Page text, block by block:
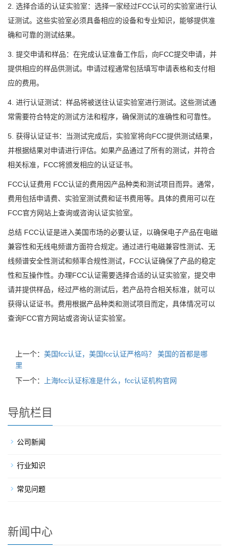
2. 选择合适的认证实验室：选择一家经过FCC认可的实验室进行认
证测试。这些实验室必须具备相应的设备和专业知识，能够提供准
确和可靠的测试结果。
3. 提交申请和样品：在完成认证准备工作后，向FCC提交申请，并
提供相应的样品供测试。申请过程通常包括填写申请表格和支付相
应的费用。
4. 进行认证测试：样品将被送往认证实验室进行测试。这些测试通
常需要符合特定的测试方法和程序，确保测试的准确性和可靠性。
5. 获得认证证书：当测试完成后，实验室将向FCC提供测试结果，
并根据结果对申请进行评估。如果产品通过了所有的测试，并符合
相关标准，FCC将颁发相应的认证证书。
FCC认证费用 FCC认证的费用因产品种类和测试项目而异。通常，
费用包括申请费、实验室测试费和证书费用等。具体的费用可以在
FCC官方网站上查询或咨询认证实验室。
总结 FCC认证是进入美国市场的必要认证，以确保电子产品在电磁
兼容性和无线电频谱方面符合规定。通过进行电磁兼容性测试、无
线频谱安全性测试和频率合规性测试，FCC认证确保了产品的稳定
性和互操作性。办理FCC认证需要选择合适的认证实验室，提交申
请并提供样品，经过严格的测试后，若产品符合相关标准，就可以
获得认证证书。费用根据产品种类和测试项目而定，具体情况可以
查询FCC官方网站或咨询认证实验室。
上一个： 美国fcc认证，美国fcc认证严格吗？ 美国的首都是哪
里
下一个：
上海fcc认证标准是什么，fcc认证机构官网
导航栏目
公司新闻
行业知识
常见问题
新闻中心